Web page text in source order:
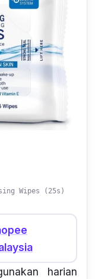
Wipes (25s)
harian